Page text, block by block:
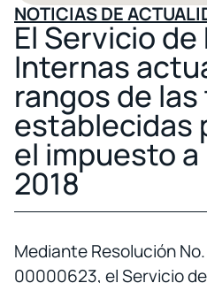
NOTICIAS DE
El Servicio
Internas
rangos de
establecidas
el impuesto
2018
Mediante Resolución
00000623, el Servicio